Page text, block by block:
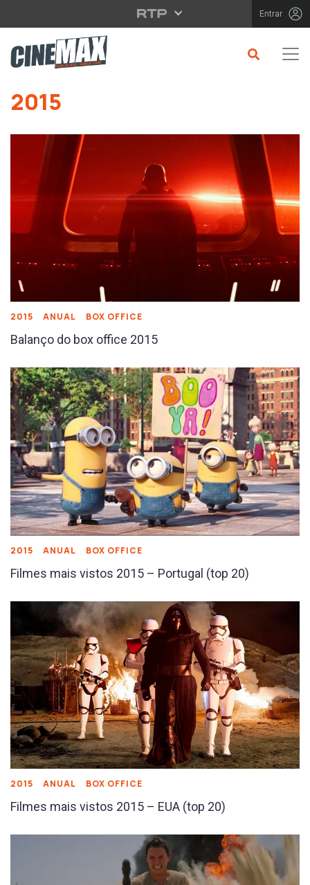
Saltar para o conteúdo principal Entrar
2015
2015 ANUAL BOX OFFICE
Balanço do box office 2015
2015 ANUAL BOX OFFICE
Filmes mais vistos 2015 – Portugal (top 20)
2015 ANUAL BOX OFFICE
Filmes mais vistos 2015 – EUA (top 20)